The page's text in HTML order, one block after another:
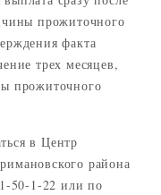
прожиточного
факта
трех месяцев,
прожиточного
в Центр
района
50-1-22 или по